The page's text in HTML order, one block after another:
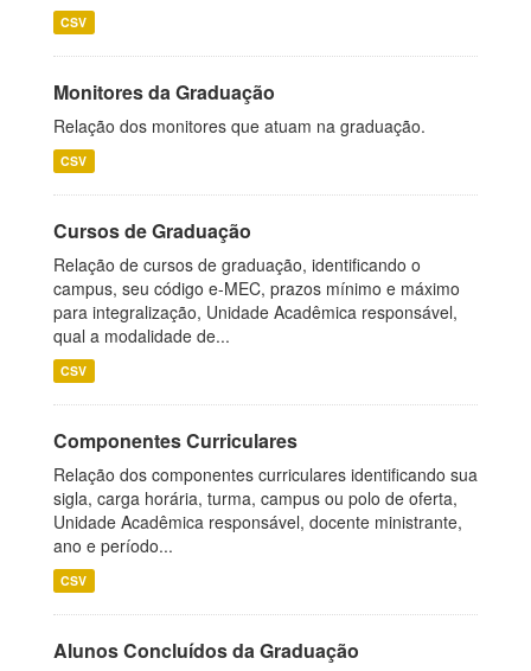
CSV
Monitores da Graduação
Relação dos monitores que atuam na graduação.
CSV
Cursos de Graduação
Relação de cursos de graduação, identificando o
campus, seu código e-MEC, prazos mínimo e máximo
para integralização, Unidade Acadêmica responsável,
qual a modalidade de...
CSV
Componentes Curriculares
Relação dos componentes curriculares identificando sua
sigla, carga horária, turma, campus ou polo de oferta,
Unidade Acadêmica responsável, docente ministrante,
ano e período...
CSV
Alunos Concluídos da Graduação